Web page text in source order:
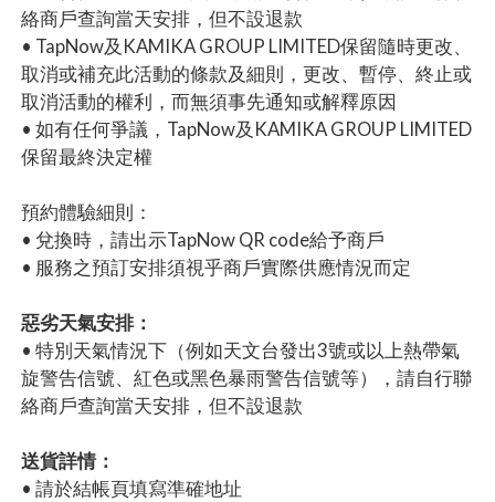
絡商戶查詢當天安排，但不設退款
• TapNow及KAMIKA GROUP LIMITED保留隨時更改、
取消或補充此活動的條款及細則，更改、暫停、終止或
取消活動的權利，而無須事先通知或解釋原因
• 如有任何爭議，TapNow及KAMIKA GROUP LIMITED
保留最終決定權
預約體驗細則：
• 兌換時，請出示TapNow QR code給予商戶
• 服務之預訂安排須視乎商戶實際供應情況而定
惡劣天氣安排：
• 特別天氣情況下（例如天文台發出3號或以上熱帶氣
旋警告信號、紅色或黑色暴雨警告信號等），請自行聯
絡商戶查詢當天安排，但不設退款
送貨詳情：
• 請於結帳頁填寫準確地址